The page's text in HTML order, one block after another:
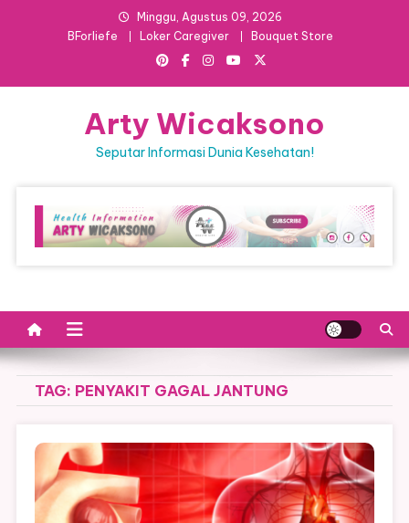
Minggu, Agustus 09, 2026
BForliefe
Loker Caregiver Bouquet Store
Arty Wicaksono
Seputar Informasi Dunia Kesehatan!
TAG: PENYAKIT GAGAL JANTUNG